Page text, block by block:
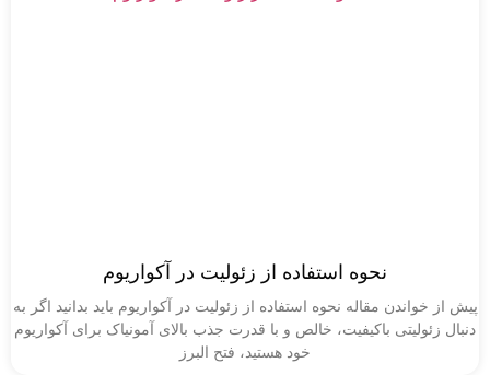
نحوه استفاده از زئولیت در آکواریوم
مقاله نحوه استفاده از زئولیت در آکواریوم باید بدانید اگر به
باکیفیت، خالص و با قدرت جذب بالای آمونیاک برای آکواریوم
خود هستید، فتح البرز